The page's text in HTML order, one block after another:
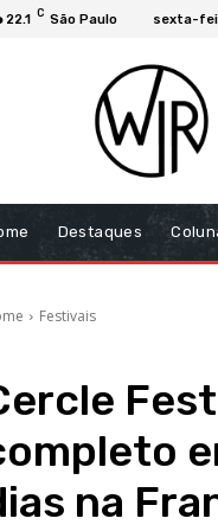
22.1 C São Paulo sexta-
Destaques
Festivais
na